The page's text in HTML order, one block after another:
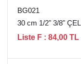
BG021
30 cm 1/2" 3/8"
Liste F : 84,00 TL